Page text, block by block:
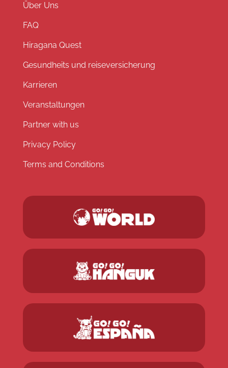
Über Uns
FAQ
Hiragana Quest
Gesundheits und reiseversicherung
Karrieren
Veranstaltungen
Partner with us
Privacy Policy
Terms and Conditions